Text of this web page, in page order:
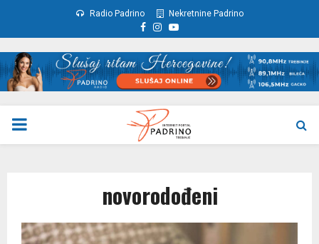
Radio Padrino Nekretnine Padrino
Facebook
Instagram
Youtube
PRIMARY
novorodođeni